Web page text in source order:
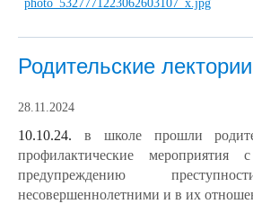
Родительские лектории
28.11.2024
10.10.24. в школе прошли
профилактические
предупреждению
несовершеннолетними и в их